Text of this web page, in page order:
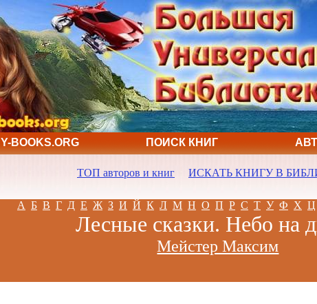
BOOKS.ORG ПОИСК КНИГ
ТОП авторов и книг ИСКАТЬ КНИГУ В
А Б В Г Д Е Ж З И Й К Л М Н О П Р С Т У Ф Х Ц
Лесные сказки. Небо на
Мейстер Максим